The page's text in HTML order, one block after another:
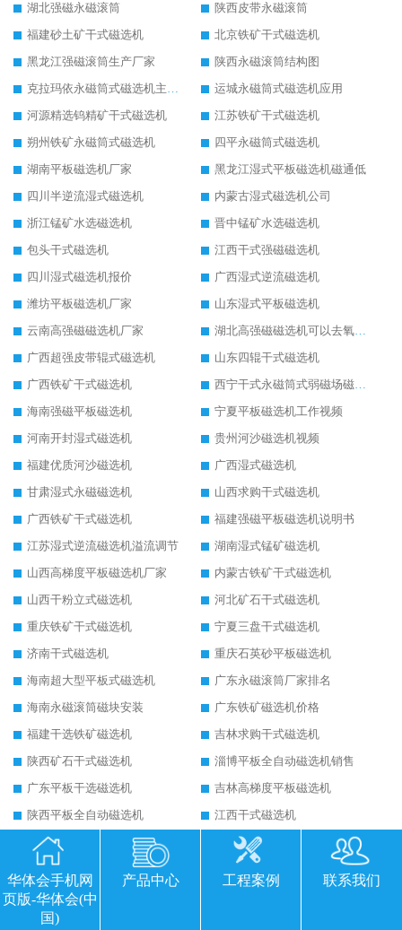
湖北强磁永磁滚筒
陕西皮带永磁滚筒
福建砂土矿干式磁选机
北京铁矿干式磁选机
黑龙江强磁滚筒生产厂家
陕西永磁滚筒结构图
克拉玛依永磁筒式磁选机主要技术参数
运城永磁筒式磁选机应用
河源精选钨精矿干式磁选机
江苏铁矿干式磁选机
朔州铁矿永磁筒式磁选机
四平永磁筒式磁选机
湖南平板磁选机厂家
黑龙江湿式平板磁选机磁通低
四川半逆流湿式磁选机
内蒙古湿式磁选机公司
浙江锰矿水选磁选机
晋中锰矿水选磁选机
包头干式磁选机
江西干式强磁磁选机
四川湿式磁选机报价
广西湿式逆流磁选机
潍坊平板磁选机厂家
山东湿式平板磁选机
云南高强磁磁选机厂家
湖北高强磁磁选机可以去氧化铝
广西超强皮带辊式磁选机
山东四辊干式磁选机
广西铁矿干式磁选机
西宁干式永磁筒式弱磁场磁选机结构图
海南强磁平板磁选机
宁夏平板磁选机工作视频
河南开封湿式磁选机
贵州河沙磁选机视频
福建优质河沙磁选机
广西湿式磁选机
甘肃湿式永磁磁选机
山西求购干式磁选机
广西铁矿干式磁选机
福建强磁平板磁选机说明书
江苏湿式逆流磁选机溢流调节
湖南湿式锰矿磁选机
山西高梯度平板磁选机厂家
内蒙古铁矿干式磁选机
山西干粉立式磁选机
河北矿石干式磁选机
重庆铁矿干式磁选机
宁夏三盘干式磁选机
济南干式磁选机
重庆石英砂平板磁选机
海南超大型平板式磁选机
广东永磁滚筒厂家排名
海南永磁滚筒磁块安装
广东铁矿磁选机价格
福建干选铁矿磁选机
吉林求购干式磁选机
陕西矿石干式磁选机
淄博平板全自动磁选机销售
广东平板干选磁选机
吉林高梯度平板磁选机
陕西平板全自动磁选机
江西干式磁选机
浙江三盘干式磁选机
山西永磁强磁磁选机
贵州永磁筒式磁选机的参数
河北1530平板磁选机
安徽永磁干式大块磁选机
华体会手机网
页版-华体会(中
国)
产品中心 工程案例 联系我们